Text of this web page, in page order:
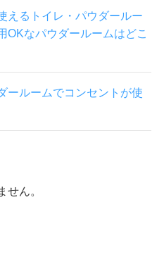
えるトイレ・パウダールー
なパウダールームはどこ
ールームでコンセントが使
ん。